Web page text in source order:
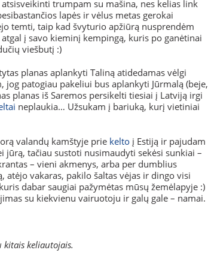
trumpam su mašina, nes kelias link
lapės ir vėlus metas gerokai
temti, taip kad švyturio apžiūrą nusprendėm
į savo kieminį kempingą, kuris po ganėtinai
viešbutį :)
planas aplankyti Taliną atidedamas vėlgi
patogiau pakeliui bus aplankyti Jūrmalą (beje,
planas iš Saremos persikelti tiesiai į Latviją irgi
neplaukia… Užsukam į bariuką, kurį vietiniai
valandų kamštyje prie kelto į Estiją ir pajudam
jūrą, tačiau sustoti nusimaudyti sekėsi sunkiai –
– vieni akmenys, arba per dumblius
vakaras, pakilo šaltas vėjas ir dingo visi
dabar saugiai pažymėtas mūsų žemėlapyje :)
su kiekvienu vairuotoju ir galų gale – namai.
keliautojais.